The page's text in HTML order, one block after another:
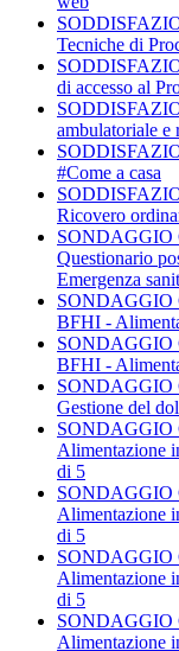
Tecniche di
di accesso al
ambulatoriale e
#Come a casa
Ricovero
SONDAGGIO
Questionario
Emergenza
SONDAGGIO
BFHI -
SONDAGGIO
BFHI -
SONDAGGIO
Gestione del
SONDAGGIO
Alimentazione
di 5
SONDAGGIO
Alimentazione
di 5
SONDAGGIO
Alimentazione
di 5
SONDAGGIO
Alimentazione